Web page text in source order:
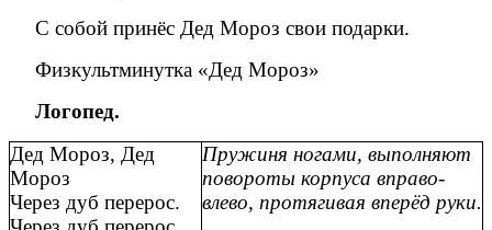
С собой принёс Дед Мороз свои подарки.
Физкультминутка «Дед Мороз»
Логопед.
Дед Мороз, Дед
Мороз
Через дуб перерос.
Пружиня ногами, выполняют
повороты корпуса вправо-
влево, протягивая вперёд руки.